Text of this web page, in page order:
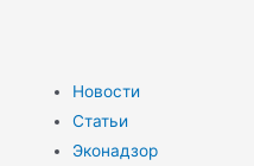
Новости
Статьи
Эконадзор